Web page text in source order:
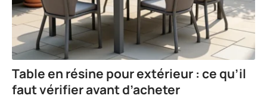
Table en résine pour extérieur : ce qu’il
faut vérifier avant d’acheter